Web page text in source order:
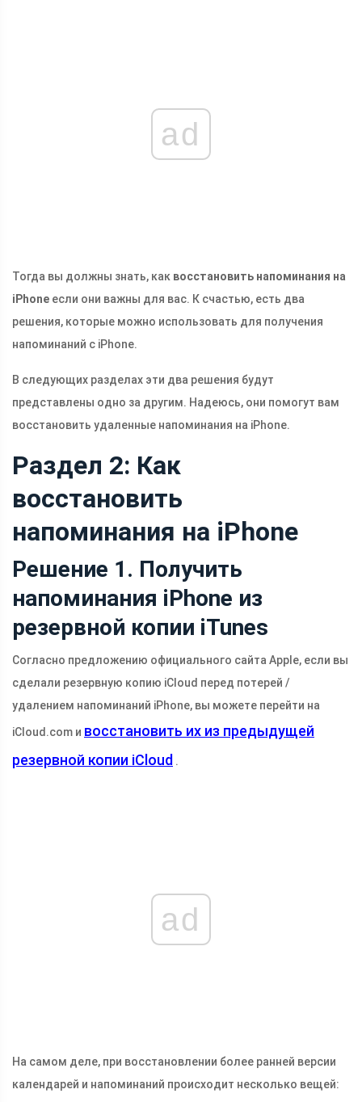
ad
Тогда вы должны знать, как восстановить напоминания на
iPhone если они важны для вас. К счастью, есть два
решения, которые можно использовать для получения
напоминаний с iPhone.
В следующих разделах эти два решения будут
представлены одно за другим. Надеюсь, они помогут вам
восстановить удаленные напоминания на iPhone.
Раздел 2: Как
восстановить
напоминания на iPhone
Решение 1. Получить
напоминания iPhone из
резервной копии iTunes
Согласно предложению официального сайта Apple, если вы
сделали резервную копию iCloud перед потерей /
удалением напоминаний iPhone, вы можете перейти на
iCloud.com и восстановить их из предыдущей
резервной копии iCloud .
ad
На самом деле, при восстановлении более ранней версии
календарей и напоминаний происходит несколько вещей: